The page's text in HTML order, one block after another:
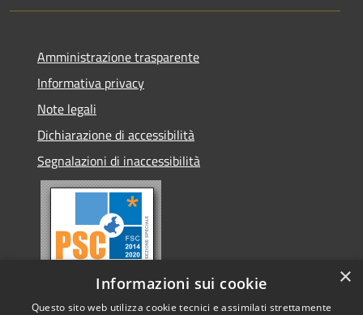
Amministrazione trasparente
Informativa privacy
Note legali
Dichiarazione di accessibilità
Segnalazioni di inaccessibilità
×
Informazioni sui cookie
Questo sito web utilizza cookie tecnici e assimilati strettamente